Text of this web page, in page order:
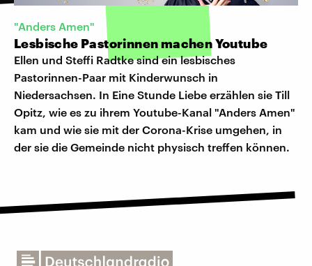
"Anders Amen"
Lesbische Pastorinnen machen Youtube
Ellen und Steffi Radtke sind ein lesbisches
Pastorinnen-Paar mit Kinderwunsch in
Niedersachsen. In Eine Stunde Liebe erzählen sie Till
Opitz, wie es zu ihrem Youtube-Kanal "Anders Amen"
kam und wie sie mit der Corona-Krise umgehen, in
der sie die Gemeinde nicht physisch treffen können.